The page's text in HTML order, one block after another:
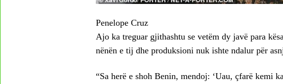
Penelope Cruz
Ajo ka treguar gjithashtu se vetëm dy javë para
nënën e tij dhe produksioni nuk ishte ndalur për
“Sa herë e shoh Benin, mendoj: ‘Uau, çfarë kemi